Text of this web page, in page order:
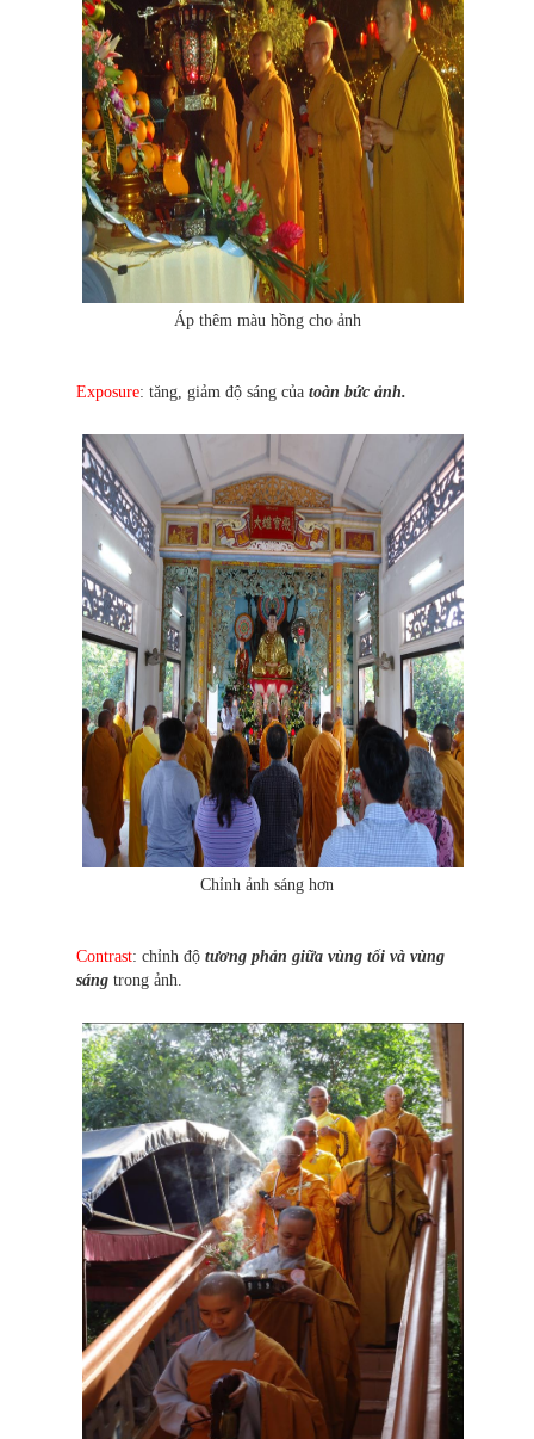
Áp thêm màu hồng cho ảnh
Exposure: tăng, giảm độ sáng của toàn bức ảnh.
Chỉnh ảnh sáng hơn
Contrast: chỉnh độ tương phản giữa vùng tối và vùng
sáng trong ảnh.